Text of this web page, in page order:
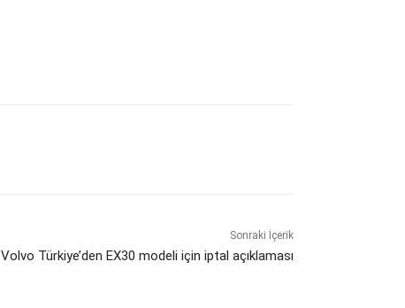
Sonraki İçerik
Volvo Türkiye’den EX30 modeli için iptal açıklaması